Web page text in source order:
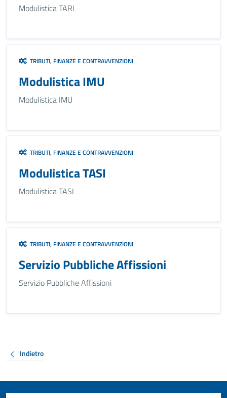
Modulistica TARI
TRIBUTI, FINANZE E CONTRAVVENZIONI
Modulistica IMU
Modulistica IMU
TRIBUTI, FINANZE E CONTRAVVENZIONI
Modulistica TASI
Modulistica TASI
TRIBUTI, FINANZE E CONTRAVVENZIONI
Servizio Pubbliche Affissioni
Servizio Pubbliche Affissioni
Indietro